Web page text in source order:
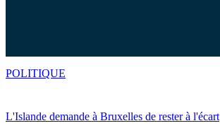
L'Islande demande à Bruxelles de rester à l'écart
POLITIQUE